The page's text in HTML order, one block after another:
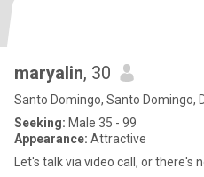
maryalin, 30
Santo Domingo, Santo Domingo,
Seeking: Male 35 - 99
Appearance: Attractive
Let's talk via video call, or there's